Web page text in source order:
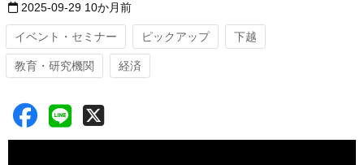
2025-09-29 10か月前
イベント・セミナー ピックアップ 下越
教育・研究機関 経済